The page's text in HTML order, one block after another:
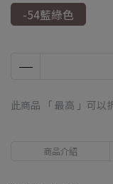
-54藍綠色
此商品 「 最高 」可以
商品介紹